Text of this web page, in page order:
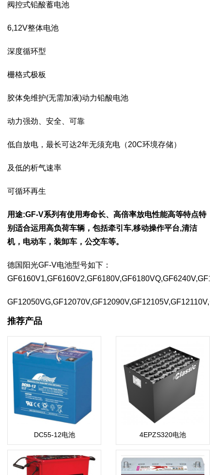
阀控式铅酸蓄电池
6,12V整体电池
深度循环型
栅格式极板
胶体免维护(无需加液)动力铅酸电池
动力强劲、安全、可靠
低自放电，最长可达2年无须充电（20C环境存储）
及低的析气速率
可循环再生
用途:GF-V系列有使用寿命长、高倍率放电性能高等特点特
别适合运用高负荷车辆，包括牵引车,移动操作平台,清洁
机，电动车，装卸车，公交车等。
德国阳光GF-V电池型号如下：
推荐产品
DC55-12电池 4EPZS320电池